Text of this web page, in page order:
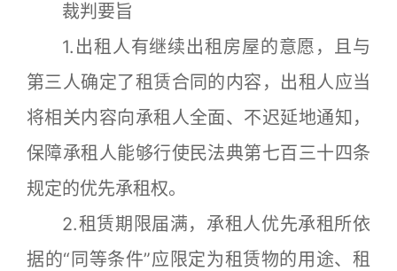
裁判要旨
1.出租人有继续出租房屋的意愿，且与
第三人确定了租赁合同的内容，出租人应当
将相关内容向承租人全面、不迟延地通知，
保障承租人能够行使民法典第七百三十四条
规定的优先承租权。
2.租赁期限届满，承租人优先承租所依
据的“同等条件”应限定为租赁物的用途、租